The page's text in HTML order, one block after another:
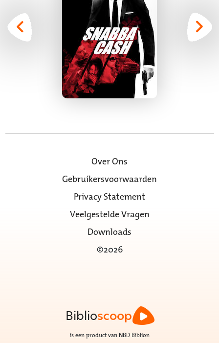
Over Ons
Gebruikersvoorwaarden
Privacy Statement
Veelgestelde Vragen
Downloads
©2026
Biblioscoop
is een product van NBD Biblion